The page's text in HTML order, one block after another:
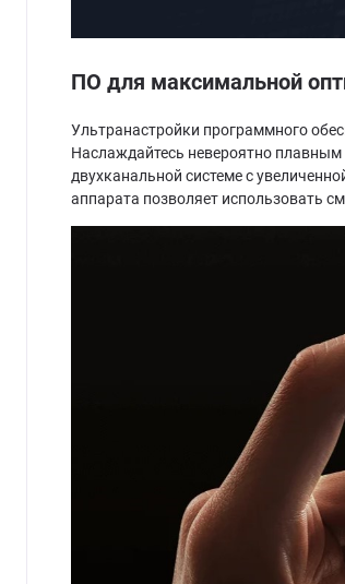
ПО для максимальной
Ультранастройки программного
Наслаждайтесь невероятно плавным
двухканальной системе с
аппарата позволяет использовать